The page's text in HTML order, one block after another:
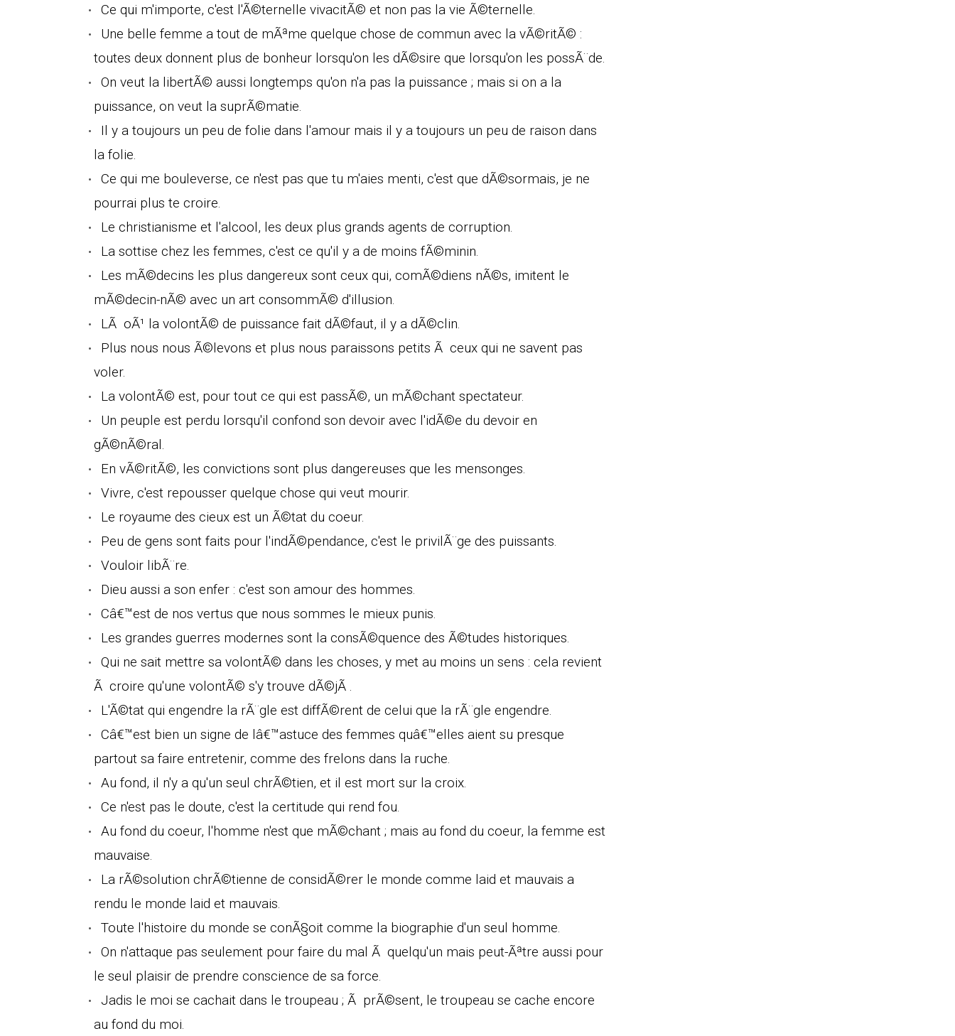
Ce qui m'importe, c'est l'Ã©ternelle vivacitÃ© et non pas la vie Ã©ternelle.
Une belle femme a tout de mÃªme quelque chose de commun avec la vÃ©ritÃ© :
toutes deux donnent plus de bonheur lorsqu'on les dÃ©sire que lorsqu'on les possÃ¨de.
On veut la libertÃ© aussi longtemps qu'on n'a pas la puissance ; mais si on a la
puissance, on veut la suprÃ©matie.
Il y a toujours un peu de folie dans l'amour mais il y a toujours un peu de raison dans
la folie.
Ce qui me bouleverse, ce n'est pas que tu m'aies menti, c'est que dÃ©sormais, je ne
pourrai plus te croire.
Le christianisme et l'alcool, les deux plus grands agents de corruption.
La sottise chez les femmes, c'est ce qu'il y a de moins fÃ©minin.
Les mÃ©decins les plus dangereux sont ceux qui, comÃ©diens nÃ©s, imitent le
mÃ©decin-nÃ© avec un art consommÃ© d'illusion.
LÃ oÃ¹ la volontÃ© de puissance fait dÃ©faut, il y a dÃ©clin.
Plus nous nous Ã©levons et plus nous paraissons petits Ã ceux qui ne savent pas
voler.
La volontÃ© est, pour tout ce qui est passÃ©, un mÃ©chant spectateur.
Un peuple est perdu lorsqu'il confond son devoir avec l'idÃ©e du devoir en
gÃ©nÃ©ral.
En vÃ©ritÃ©, les convictions sont plus dangereuses que les mensonges.
Vivre, c'est repousser quelque chose qui veut mourir.
Le royaume des cieux est un Ã©tat du coeur.
Peu de gens sont faits pour l'indÃ©pendance, c'est le privilÃ¨ge des puissants.
Vouloir libÃ¨re.
Dieu aussi a son enfer : c'est son amour des hommes.
Câ€™est de nos vertus que nous sommes le mieux punis.
Les grandes guerres modernes sont la consÃ©quence des Ã©tudes historiques.
Qui ne sait mettre sa volontÃ© dans les choses, y met au moins un sens : cela revient
Ã croire qu'une volontÃ© s'y trouve dÃ©jÃ .
L'Ã©tat qui engendre la rÃ¨gle est diffÃ©rent de celui que la rÃ¨gle engendre.
Câ€™est bien un signe de lâ€™astuce des femmes quâ€™elles aient su presque
partout sa faire entretenir, comme des frelons dans la ruche.
Au fond, il n'y a qu'un seul chrÃ©tien, et il est mort sur la croix.
Ce n'est pas le doute, c'est la certitude qui rend fou.
Au fond du coeur, l'homme n'est que mÃ©chant ; mais au fond du coeur, la femme est
mauvaise.
La rÃ©solution chrÃ©tienne de considÃ©rer le monde comme laid et mauvais a
rendu le monde laid et mauvais.
Toute l'histoire du monde se conÃ§oit comme la biographie d'un seul homme.
On n'attaque pas seulement pour faire du mal Ã quelqu'un mais peut-Ãªtre aussi pour
le seul plaisir de prendre conscience de sa force.
Jadis le moi se cachait dans le troupeau ; Ã prÃ©sent, le troupeau se cache encore
au fond du moi.